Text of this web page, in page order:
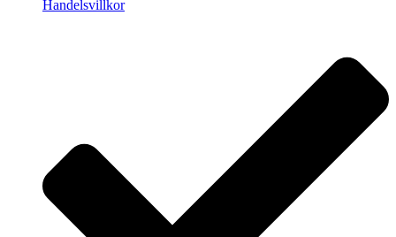
Handelsvillkor